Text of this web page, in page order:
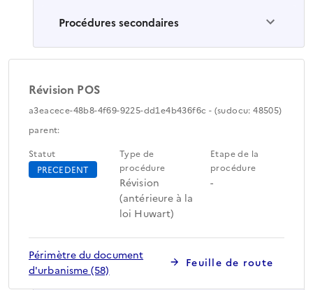
Procédures secondaires
Révision POS
a3eacece-48b8-4f69-9225-dd1e4b436f6c - (sudocu: 48505)
parent:
Statut
PRECEDENT
Type de
procédure
Révision
(antérieure à la
loi Huwart)
Etape de la
procédure
-
Périmètre du document
d'urbanisme (58)
Feuille de route